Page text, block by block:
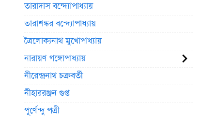
তারাদাস বন্দ্যোপাধ্যায়
তারাশঙ্কর বন্দ্যোপাধ্যায়
ত্রৈলোক্যনাথ মুখোপাধ্যায়
নারায়ণ গঙ্গোপাধ্যায়
নীরেন্দ্রনাথ চক্রবর্তী
নীহাররঞ্জন গুপ্ত
পূর্ণেন্দু পত্রী